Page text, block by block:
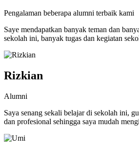
Pengalaman beberapa alumni terbaik kami
Saye mendapatkan banyak teman dan
sekolah ini, banyak tugas dan kegiatan
Rizkian
Alumni
Saya senang sekali belajar di sekolah ini,
dan profesional sehingga saya mudah